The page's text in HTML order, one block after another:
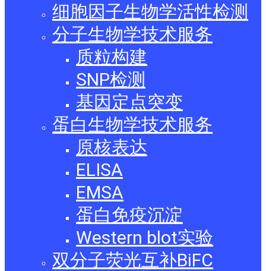
细胞因子生物学活性检测
分子生物学技术服务
质粒构建
SNP检测
基因定点突变
蛋白生物学技术服务
原核表达
ELISA
EMSA
蛋白免疫沉淀
Western blot实验
双分子荧光互补BiFC